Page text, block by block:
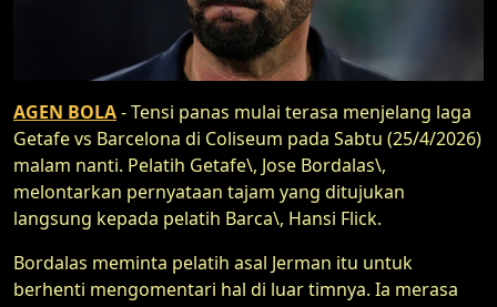
AGEN BOLA- Tensi panas mulai terasa menjelang laga
Getafe vs Barcelona di Coliseum pada Sabtu (25/4/2026)
malam nanti. Pelatih Getafe\, Jose Bordalas\,
melontarkan pernyataan tajam yang ditujukan
langsung kepada pelatih Barca\, Hansi Flick.
Bordalas meminta pelatih asal Jerman itu untuk
berhenti mengomentari hal di luar timnya. Ia merasa